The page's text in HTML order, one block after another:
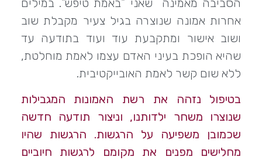
הסביבה מאמינה שאני "באמת טיפש". במילים
אחרות אמונה שנוצרה בגיל צעיר מקבלת שוב
ושוב אישור ומתקבעת עוד ועוד בתודעה עד
שהיא הופכת בעיני האדם עצמו לאמת מוחלטת,
ללא שום קשר לאמת האובייקטיבית.
בטיפול נזהה את רשת האמונות המגבילות
שנוצרו משחר ילדותנו, וניצור תודעה חדשה
שכמובן משפיעה על הרגשות. הרגשות שהיו
מחלישים מפנים את מקומם לרגשות חיוביים